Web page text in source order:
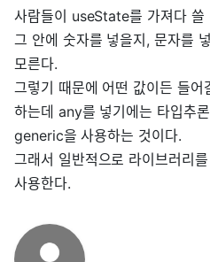
사람들이 useState를 가져다 쓸
그 안에 숫자를 넣을지, 문자를
모른다.
그렇기 때문에 어떤 값이든 들
하는데 any를 넣기에는 타입추
generic을 사용하는 것이다.
그래서 일반적으로 라이브러리
사용한다.